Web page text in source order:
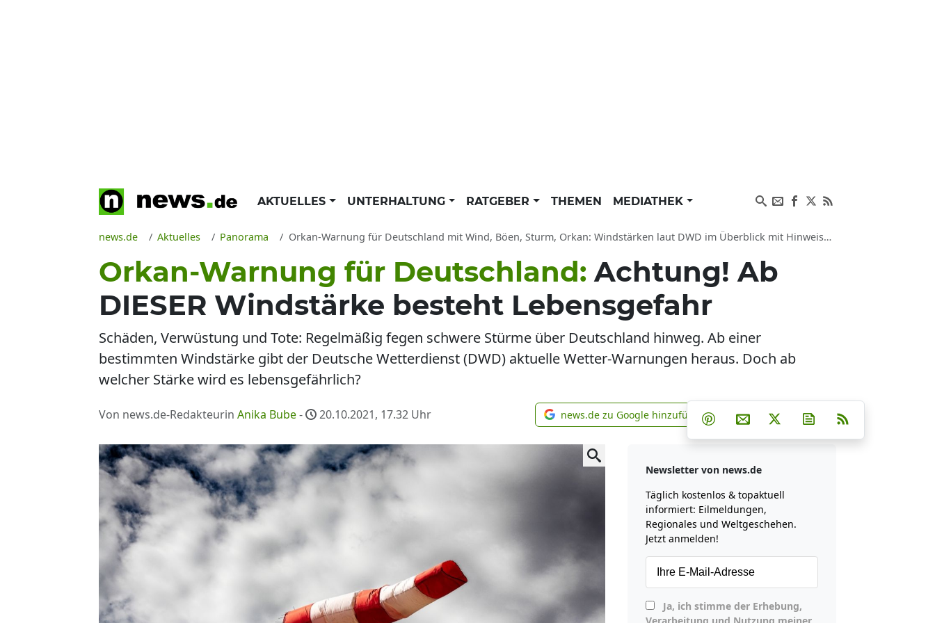
AKTUELLES UNTERHALTUNG RATGEBER THEMEN MEDIATHEK
news.de Aktuelles Panorama Orkan-Warnung für Deutschland mit Wind, Böen, Sturm, Orkan: Windstärken laut DWD im Überblick mit Hinweisen zu Gefahren
Orkan-Warnung für Deutschland:Achtung! Ab
DIESER Windstärke besteht Lebensgefahr
Schäden, Verwüstung und Tote: Regelmäßig fegen schwere Stürme über Deutschland hinweg. Ab einer
bestimmten Windstärke gibt der Deutsche Wetterdienst (DWD) aktuelle Wetter-Warnungen heraus. Doch ab
welcher Stärke wird es lebensgefährlich?
Von news.de-Redakteurin Anika Bube- 20.10.2021, 17.32 Uhr news.de zu Google hinzufügen
news.de zu Google hinzufügen Teilen auf Facebook
Teilen auf Whatsapp
Teilen auf Telegram
Teilen auf Pinterest
Per E-Mail teilen
Post auf XNewsletter
Newsletter von news.de
Täglich kostenlos & topaktuell
informiert: Eilmeldungen,
Regionales und Weltgeschehen.
Jetzt anmelden!